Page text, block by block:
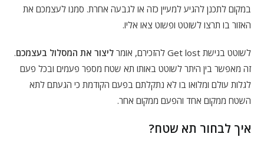
במקום לתכנן להגיע למעיין כזה או לגבעה אחרת. סמנו לעצמכם את
האזור בו תרצו לשוטט ופשוט צאו אליו.
לשוטט בגישת Get lost להזכירם, אומר ליצור את המסלול בעצמכם.
זה מאפשר בין היתר לשוטט באותו תא שטח מספר פעמים ובכל פעם
לגלות עולם ומלואו בו לא נתקלתם בפעם הקודמת כי הגעתם לתא
השטח ממקום אחד והפעם ממקום אחר.
איך לבחור תא שטח?